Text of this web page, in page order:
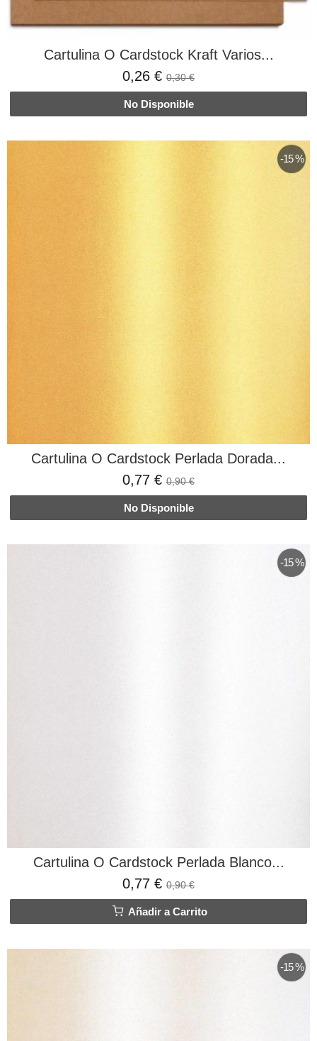
Cartulina O Cardstock Kraft Varios...
0,26 € 0,30 €
No Disponible
-15 %
Cartulina O Cardstock Perlada Dorada...
0,77 € 0,90 €
No Disponible
-15 %
Cartulina O Cardstock Perlada Blanco...
0,77 € 0,90 €
Añadir a Carrito
-15 %